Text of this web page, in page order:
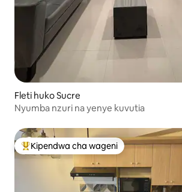
Fleti huko Sucre
Nyumba nzuri na yenye kuvutia
Kipendwa maarufu cha wageni
Kipendwa cha wageni